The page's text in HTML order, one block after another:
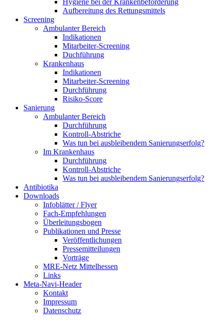
Aufbereitung des Rettungsmittels
Screening
Ambulanter Bereich
Indikationen
Mitarbeiter-Screening
Duchführung
Krankenhaus
Indikationen
Mitarbeiter-Screening
Durchführung
Risiko-Score
Sanierung
Ambulanter Bereich
Durchführung
Kontroll-Abstriche
Was tun bei ausbleibendem Sanierungserfolg?
Im Krankenhaus
Durchführung
Kontroll-Abstriche
Was tun bei ausbleibendem Sanierungserfolg?
Antibiotika
Downloads
Infoblätter / Flyer
Fach-Empfehlungen
Überleitungsbogen
Publikationen und Presse
Veröffentlichungen
Pressemitteilungen
Vorträge
MRE-Netz Mittelhessen
Links
Meta-Navi-Header
Kontakt
Impressum
Datenschutz